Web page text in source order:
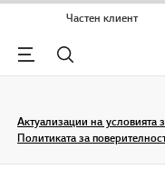
Частен клиент
Menu
Търсене
Актуализации на условията
Политиката за